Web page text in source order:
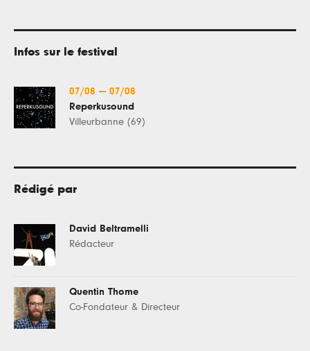
Infos sur le festival
07/08 — 07/08
Reperkusound
Villeurbanne (69)
Rédigé par
David Beltramelli
Rédacteur
Quentin Thome
Co-Fondateur & Directeur